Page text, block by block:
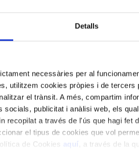
Detalls
necessàries per al
utilitzem cookies pròpies i de tercers
el trànsit. A més, compartim
socials, publicitat i anàlisi web, els
recopilat a través de l'ús que hagi fet
el tipus de cookies que vol
de Cookies aquí
, a través de la
Català Español English